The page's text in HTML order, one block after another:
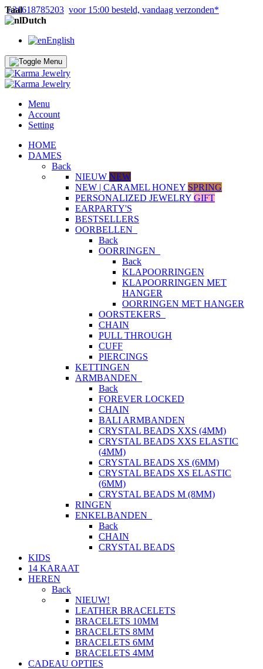
+31618785203 voor 15:00 besteld, vandaag verzonden*
Taal
Dutch
English
Menu
Account
Setting
HOME
DAMES
Back
NIEUW NEW
NEW | CARAMEL HONEY SPRING
PERSONALIZED JEWELRY GIFT
EARPARTY'S
BESTSELLERS
OORBELLEN
Back
OORRINGEN
Back
KLAPOORRINGEN
KLAPOORRINGEN MET
HANGER
OORRINGEN MET HANGER
OORSTEKERS
CHAIN
PULL THROUGH
CUFF
PIERCINGS
KETTINGEN
ARMBANDEN
Back
FOREVER LOCKED
CHAIN
BALI ARMBANDEN
CRYSTAL BEADS XXS (4MM)
CRYSTAL BEADS XXS ELASTIC
(4MM)
CRYSTAL BEADS XS (6MM)
CRYSTAL BEADS XS ELASTIC
(6MM)
CRYSTAL BEADS M (8MM)
RINGEN
ENKELBANDEN
Back
CHAIN
CRYSTAL BEADS
KIDS
14 KARAAT
HEREN
Back
NIEUW!
LEATHER BRACELETS
BRACELETS 10MM
BRACELETS 8MM
BRACELETS 6MM
BRACELETS 4MM
CADEAU OPTIES